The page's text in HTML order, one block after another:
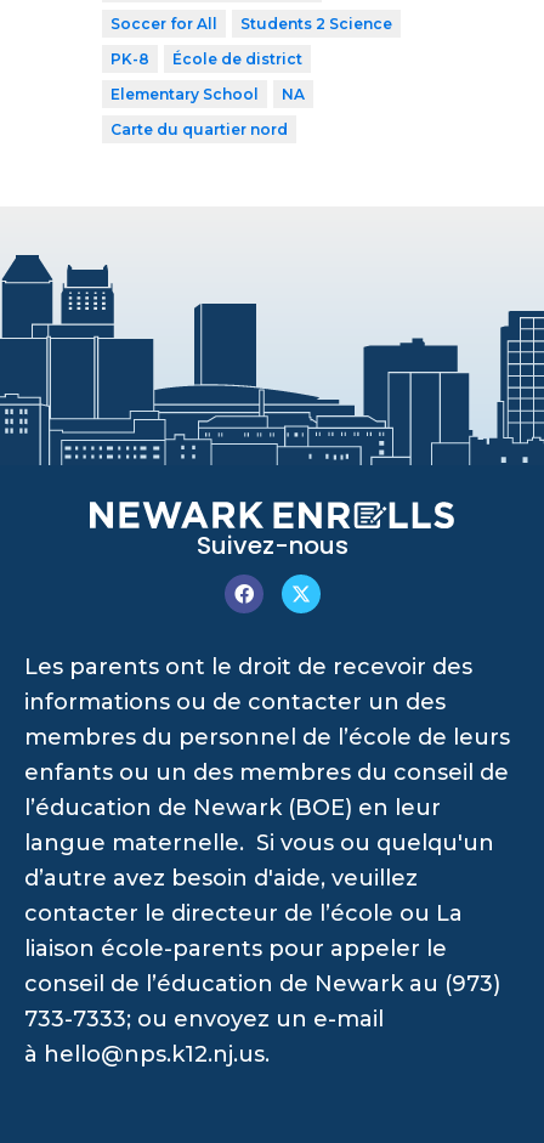
Soccer for All
Students 2 Science
PK-8
École de district
Elementary School
NA
Carte du quartier nord
Suivez-nous
Les parents ont le droit de recevoir des
informations ou de contacter un des
membres du personnel de l’école de leurs
enfants ou un des membres du conseil de
l’éducation de Newark (BOE) en leur
langue maternelle. Si vous ou quelqu'un
d’autre avez besoin d'aide, veuillez
contacter le directeur de l’école ou La
liaison école-parents pour appeler le
conseil de l’éducation de Newark au (973)
733-7333; ou envoyez un e-mail
à hello@nps.k12.nj.us.